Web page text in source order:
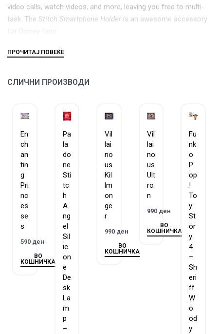
video calls, watch videos, and more, leaving you free to multi-
task. The Stitch Smartphone Holder is an awesome accessory
for Disney fans.
СЛИЧНИ ПРОИЗВОДИ
En
ch
an
tin
g
Pri
nc
es
se
s
590 ден
ВО
КОШНИЧКА
Pa
la
do
ne
Sti
tc
h
A
ng
el
Sil
ic
on
e
De
sk
La
m
p
–
Vil
lai
no
us
Kil
lm
on
ge
r
990 ден
ВО
КОШНИЧКА
Vil
lai
no
us
Ult
ro
n
990 ден
ВО
КОШНИЧКА
Fu
nk
o
P
op
!
To
y
St
or
y
4
–
Sh
eri
ff
W
o
od
y